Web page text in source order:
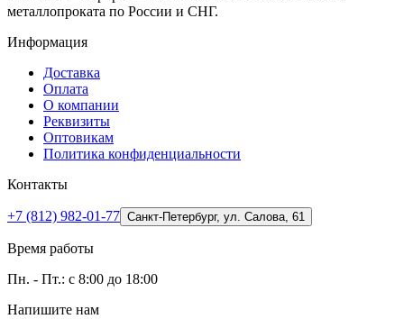
металлопроката по России и СНГ.
Информация
Доставка
Оплата
О компании
Реквизиты
Оптовикам
Политика конфиденциальности
Контакты
+7 (812) 982-01-77 Санкт-Петербург, ул. Салова, 61
Время работы
Пн. - Пт.: с 8:00 до 18:00
Напишите нам